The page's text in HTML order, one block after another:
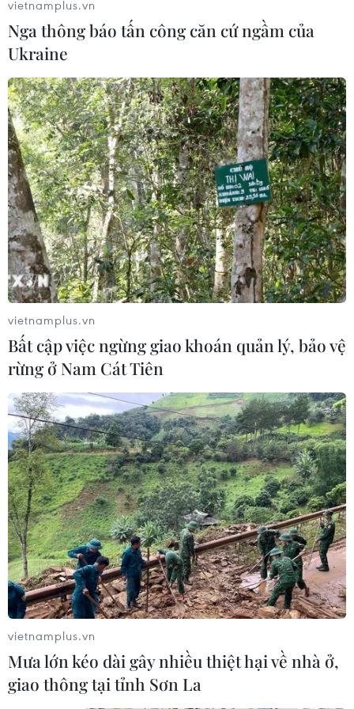
vietnamplus.vn
Nga thông báo tấn công căn cứ ngầm của
Ukraine
vietnamplus.vn
Bất cập việc ngừng giao khoán quản lý, bảo vệ
rừng ở Nam Cát Tiên
vietnamplus.vn
Mưa lớn kéo dài gây nhiều thiệt hại về nhà ở,
giao thông tại tỉnh Sơn La